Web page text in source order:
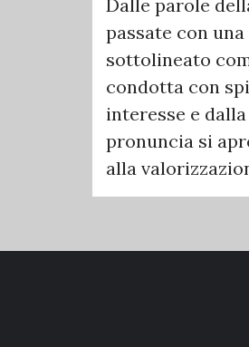
​Dalle parole
passate con
sottolineato
condotta con
interesse e
pronuncia si
alla